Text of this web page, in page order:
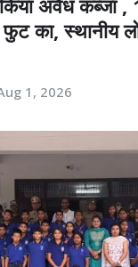
किया अवैध कब्जा
का, स्थानीय
1, 2026